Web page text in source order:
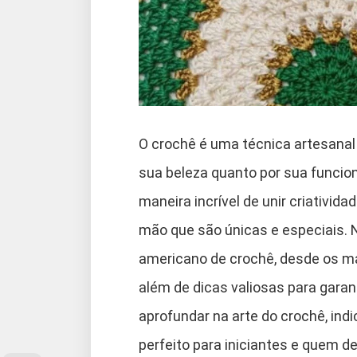
O crochê é uma técnica
sua beleza quanto por sua
maneira incrível de unir
mão que são únicas e especiais.
americano de crochê, desde os
além de dicas valiosas para
aprofundar na arte do crochê,
perfeito para iniciantes e quem